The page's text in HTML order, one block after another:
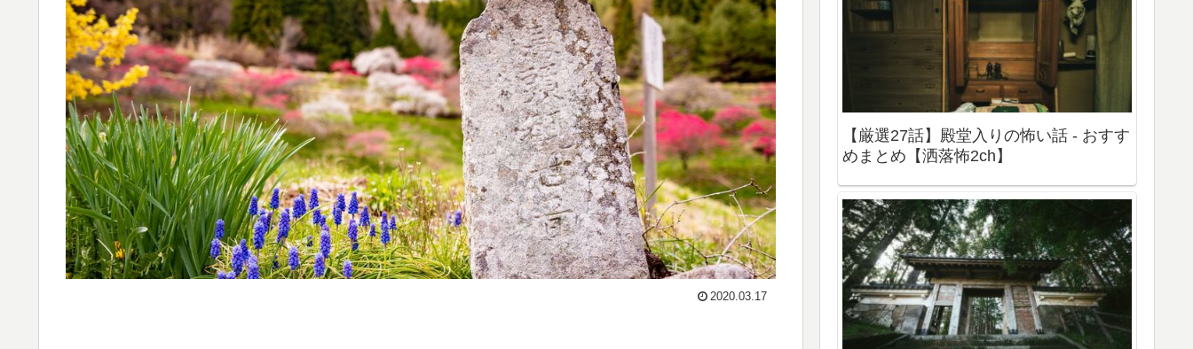
2020.03.17
【厳選27話】殿堂入りの怖い話 - おすす
めまとめ【洒落怖2ch】